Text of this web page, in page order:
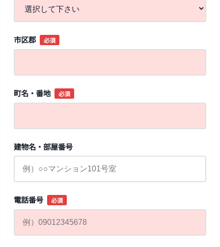
市区郡 必須
町名・番地 必須
建物名・部屋番号
電話番号 必須